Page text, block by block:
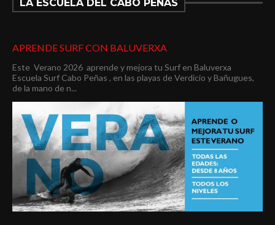
LA ESCUELA DEL CABO PEÑAS
APRENDE SURF CON BALUVERXA
Este Verano 2026 aprende y mejora tu Surf en Baluverxa
Escuela Surf Cabo Peñas , en las playas de Verdicio y Bañugues,
de la mano de n...